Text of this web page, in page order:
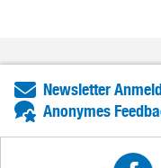
Newsletter
Anonymes